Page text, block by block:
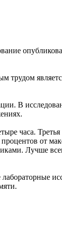
трудом
В
часа.
от
Лучше